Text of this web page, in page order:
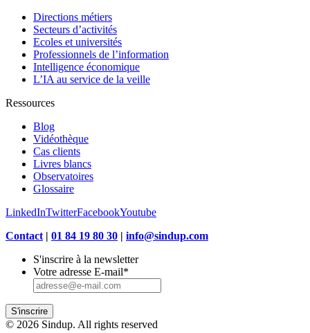
Directions métiers
Secteurs d’activités
Ecoles et universités
Professionnels de l’information
Intelligence économique
L’IA au service de la veille
Ressources
Blog
Vidéothèque
Cas clients
Livres blancs
Observatoires
Glossaire
LinkedInTwitterFacebookYoutube
Contact | 01 84 19 80 30 | info@sindup.com
S'inscrire à la newsletter
Votre adresse E-mail*
S'inscrire
© 2026 Sindup. All rights reserved